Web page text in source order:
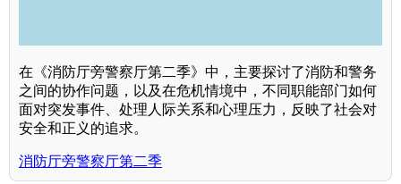
在《消防厅旁警察厅第二季》中，主要探讨了消防和警务
之间的协作问题，以及在危机情境中，不同职能部门如何
面对突发事件、处理人际关系和心理压力，反映了社会对
安全和正义的追求。
消防厅旁警察厅第二季